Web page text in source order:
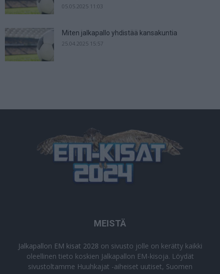
05.05.2025 11:03
Miten jalkapallo yhdistää kansakuntia
25.04.2025 15:57
MEISTÄ
Jalkapallon EM kisat 2028 on sivusto jolle on kerätty kaikki
oleellinen tieto koskien Jalkapallon EM-kisoja. Löydät
sivustoltamme Huuhkajat -aiheiset uutiset, Suomen